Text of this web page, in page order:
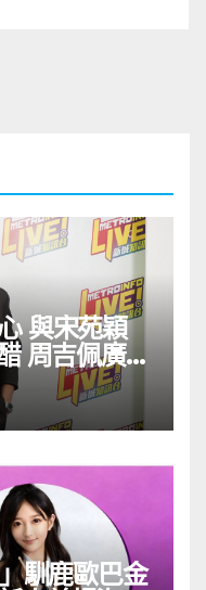
與宋苑穎
周吉佩廣州
馴鹿歐巴金